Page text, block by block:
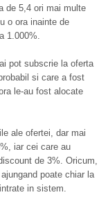
de 5,4 ori mai multe
o ora inainte de
1.000%.
pot subscrie la oferta
si care a fost
le-au fost alocate
ale ofertei, dar mai
iar cei care au
de 3%. Oricum,
poate chiar la
in sistem.